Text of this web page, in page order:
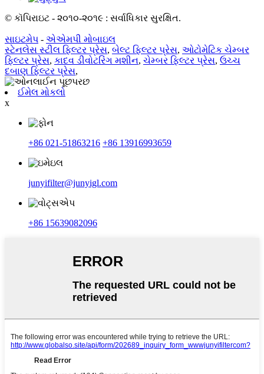
© કૉપિરાઇટ - ૨૦૧૦-૨૦૧૯ : સર્વાધિકાર સુરક્ષિત.
સાઇટમેપ - એએમપી મોબાઇલ
સ્ટેનલેસ સ્ટીલ ફિલ્ટર પ્રેસ, બેલ્ટ ફિલ્ટર પ્રેસ, ઓટોમેટિક ચેમ્બર
ફિલ્ટર પ્રેસ, કાદવ ડીવોટરિંગ મશીન, ચેમ્બર ફિલ્ટર પ્રેસ, ઉચ્ચ
દબાણ ફિલ્ટર પ્રેસ,
ઈમેલ મોકલો
x
+86 021-51863216 +86 13916993659
junyifilter@junyigl.com
+86 15639082096